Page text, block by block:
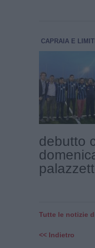
CAPRAIA E
debutto
Tutte le notizie
<< Indietro